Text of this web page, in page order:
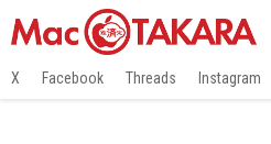
X Facebook Threads Instagram